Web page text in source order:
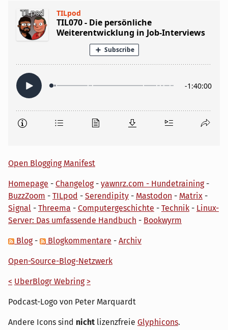
Open Blogging Manifest
Homepage - Changelog- yawnrz.com - Hundetraining-
BuzzZoom - TILpod - Serendipity - Mastodon - Matrix -
Signal - Threema - Computergeschichte - Technik - Linux-
Server: Das umfassende Handbuch - Bookwyrm
Blog- Blogkommentare - Archiv
Open-Source-Blog-Netzwerk
< UberBlogr Webring >
Podcast-Logo von Peter Marquardt
Andere Icons sind nicht lizenzfreie Glyphicons.